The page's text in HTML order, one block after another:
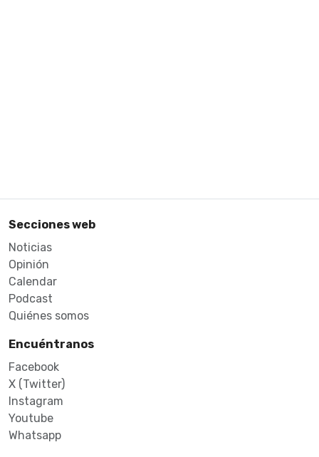
Secciones web
Noticias
Opinión
Calendar
Podcast
Quiénes somos
Encuéntranos
Facebook
X (Twitter)
Instagram
Youtube
Whatsapp